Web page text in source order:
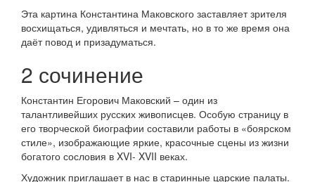
Эта картина Константина Маковского заставляет зрителя
восхищаться, удивляться и мечтать, но в то же время она
даёт повод и призадуматься.
2 сочинение
Константин Егорович Маковский – один из
талантливейших русских живописцев. Особую страницу в
его творческой биографии составили работы в «боярском
стиле», изображающие яркие, красочные сцены из жизни
богатого сословия в XVI- XVII веках.
Художник приглашает в нас в старинные царские палаты.